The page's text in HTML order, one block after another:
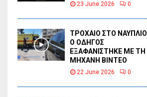
23 June 2026 0
ΤΡΟΧΑΙΟ ΣΤΟ ΝΑΥΠΛΙΟ
Ο ΟΔΗΓΟΣ
ΕΞΑΦΑΝΙΣΤΗΚΕ ΜΕ ΤΗ
ΜΗΧΑΝΗ ΒΙΝΤΕΟ
22 June 2026 0